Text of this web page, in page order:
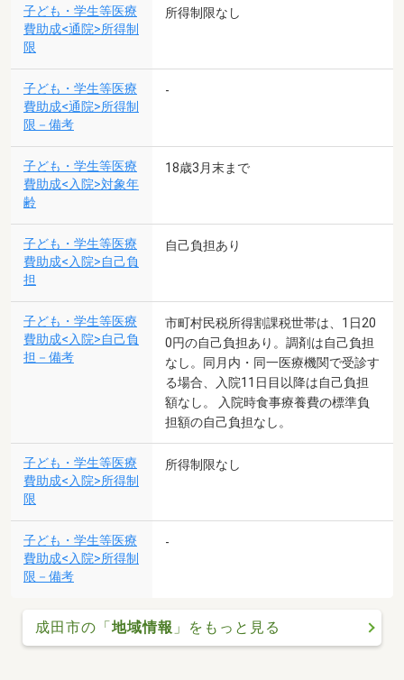
子ども・学生等医療
費助成<通院>所得制
限
所得制限なし
子ども・学生等医療
費助成<通院>所得制
限－備考
-
子ども・学生等医療
費助成<入院>対象年
齢
18歳3月末まで
子ども・学生等医療
費助成<入院>自己負
担
自己負担あり
子ども・学生等医療
費助成<入院>自己負
担－備考
市町村民税所得割課税世帯は、1日20
0円の自己負担あり。調剤は自己負担
なし。同月内・同一医療機関で受診す
る場合、入院11日目以降は自己負担
額なし。 入院時食事療養費の標準負
担額の自己負担なし。
子ども・学生等医療
費助成<入院>所得制
限
所得制限なし
子ども・学生等医療
費助成<入院>所得制
限－備考
-
成田市の「 地域情報 」をもっと見る